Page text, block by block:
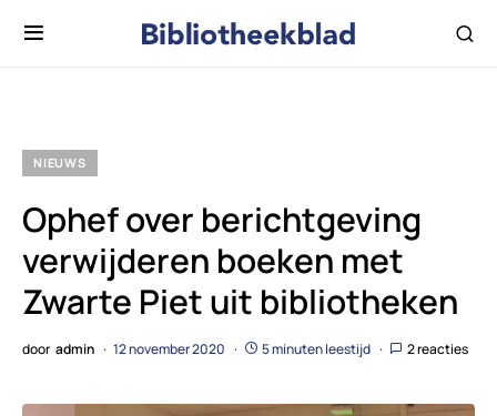
NIEUWS
Ophef over berichtgeving
verwijderen boeken met
Zwarte Piet uit bibliotheken
door admin 12 november 2020 5 minuten leestijd 2 reacties